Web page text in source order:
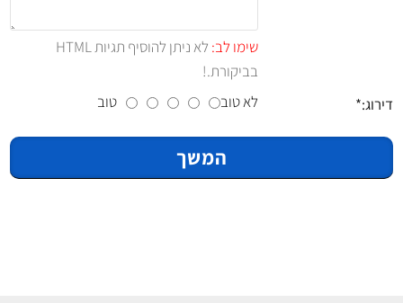
שימו לב:
לא ניתן להוסיף תגיות HTML
בביקורת.!
דירוג:
לא טוב טוב
המשך